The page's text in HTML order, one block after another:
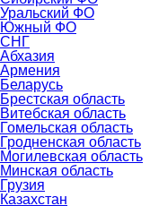
Уральский ФО
Южный ФО
СНГ
Абхазия
Армения
Беларусь
Брестская область
Витебская область
Гомельская область
Гродненская область
Могилевская область
Минская область
Грузия
Казахстан